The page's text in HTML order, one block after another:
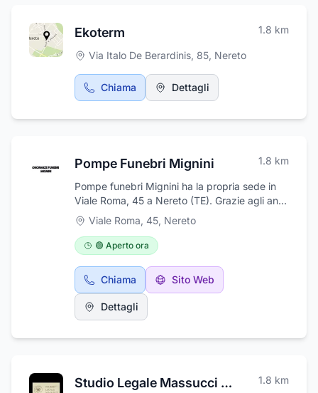
Inoltre il Centro Servizi Luisa offre assistenza
peritale, finanziaria, immobiliare ed è
disponibile per preventivi personalizzati.
Ekoterm 1.8 km
Via Italo De Berardinis, 85, Nereto
Chiama Dettagli
Pompe Funebri Mignini 1.8 km
Pompe funebri Mignini ha la propria sede in
Viale Roma, 45 a Nereto (TE). Grazie agli anni
di attività nel settore, garantiamo massima
competenza, professionalità e discrezione,
fornendo servizi funebri completi. Ci
occupiamo di trasporti nazionali e
internazionali, lavori cimiteriali e disbrigo di
tutte le pratiche burocratiche e cimiteriali.
Siamo sempre reperibili 24 ore su 24.
Viale Roma, 45, Nereto
🟢 Aperto ora
Chiama Sito Web
Dettagli
Studio Legale Massucci Avv. Bruno e Avv. Lara 1.8 km